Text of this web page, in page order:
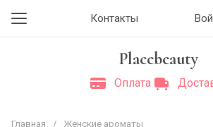
Контакты
Placebeauty
Оплата
Главная / Женские ароматы